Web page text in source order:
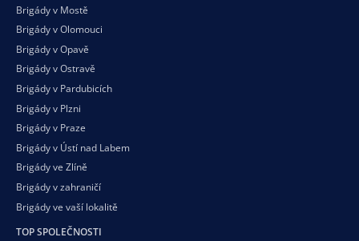
Brigády v Mostě
Brigády v Olomouci
Brigády v Opavě
Brigády v Ostravě
Brigády v Pardubicích
Brigády v Plzni
Brigády v Praze
Brigády v Ústí nad Labem
Brigády ve Zlíně
Brigády v zahraničí
Brigády ve vaší lokalitě
TOP SPOLEČNOSTI